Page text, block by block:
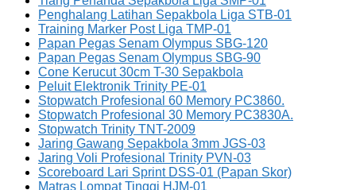
Penghalang Latihan Sepakbola Liga STB-01
Training Marker Post Liga TMP-01
Papan Pegas Senam Olympus SBG-120
Papan Pegas Senam Olympus SBG-90
Cone Kerucut 30cm T-30 Sepakbola
Peluit Elektronik Trinity PE-01
Stopwatch Profesional 60 Memory PC3860.
Stopwatch Profesional 30 Memory PC3830A.
Stopwatch Trinity TNT-2009
Jaring Gawang Sepakbola 3mm JGS-03
Jaring Voli Profesional Trinity PVN-03
Scoreboard Lari Sprint DSS-01 (Papan Skor)
Matras Lompat Tinggi HJM-01